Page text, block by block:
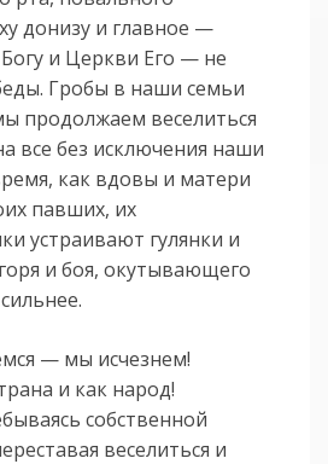
донизу и главное —
и Церкви Его — не
Гробы в наши семьи
продолжаем веселиться
все без исключения наши
как вдовы и матери
павших, их
устраивают гулянки и
и боя, окутывающего
— мы исчезнем!
и как народ!
собственной
веселиться и